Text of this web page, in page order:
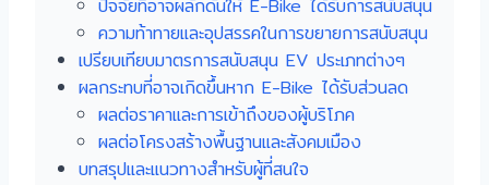
ปัจจัยที่อาจผลักดันให้ E-Bike ได้รับการสนับสนุน
ความท้าทายและอุปสรรคในการขยายการสนับสนุน
เปรียบเทียบมาตรการสนับสนุน EV ประเภทต่างๆ
ผลกระทบที่อาจเกิดขึ้นหาก E-Bike ได้รับส่วนลด
ผลต่อราคาและการเข้าถึงของผู้บริโภค
ผลต่อโครงสร้างพื้นฐานและสังคมเมือง
บทสรุปและแนวทางสำหรับผู้ที่สนใจ